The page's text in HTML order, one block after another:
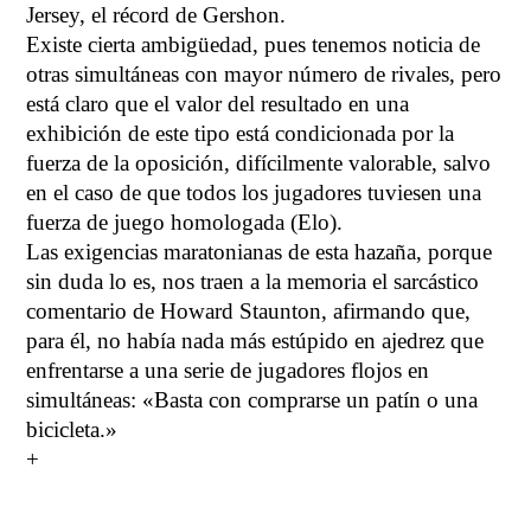
Jersey, el récord de Gershon.
Existe cierta ambigüedad, pues tenemos noticia de
otras simultáneas con mayor número de rivales, pero
está claro que el valor del resultado en una
exhibición de este tipo está condicionada por la
fuerza de la oposición, difícilmente valorable, salvo
en el caso de que todos los jugadores tuviesen una
fuerza de juego homologada (Elo).
Las exigencias maratonianas de esta hazaña, porque
sin duda lo es, nos traen a la memoria el sarcástico
comentario de Howard Staunton, afirmando que,
para él, no había nada más estúpido en ajedrez que
enfrentarse a una serie de jugadores flojos en
simultáneas: «Basta con comprarse un patín o una
bicicleta.»
+